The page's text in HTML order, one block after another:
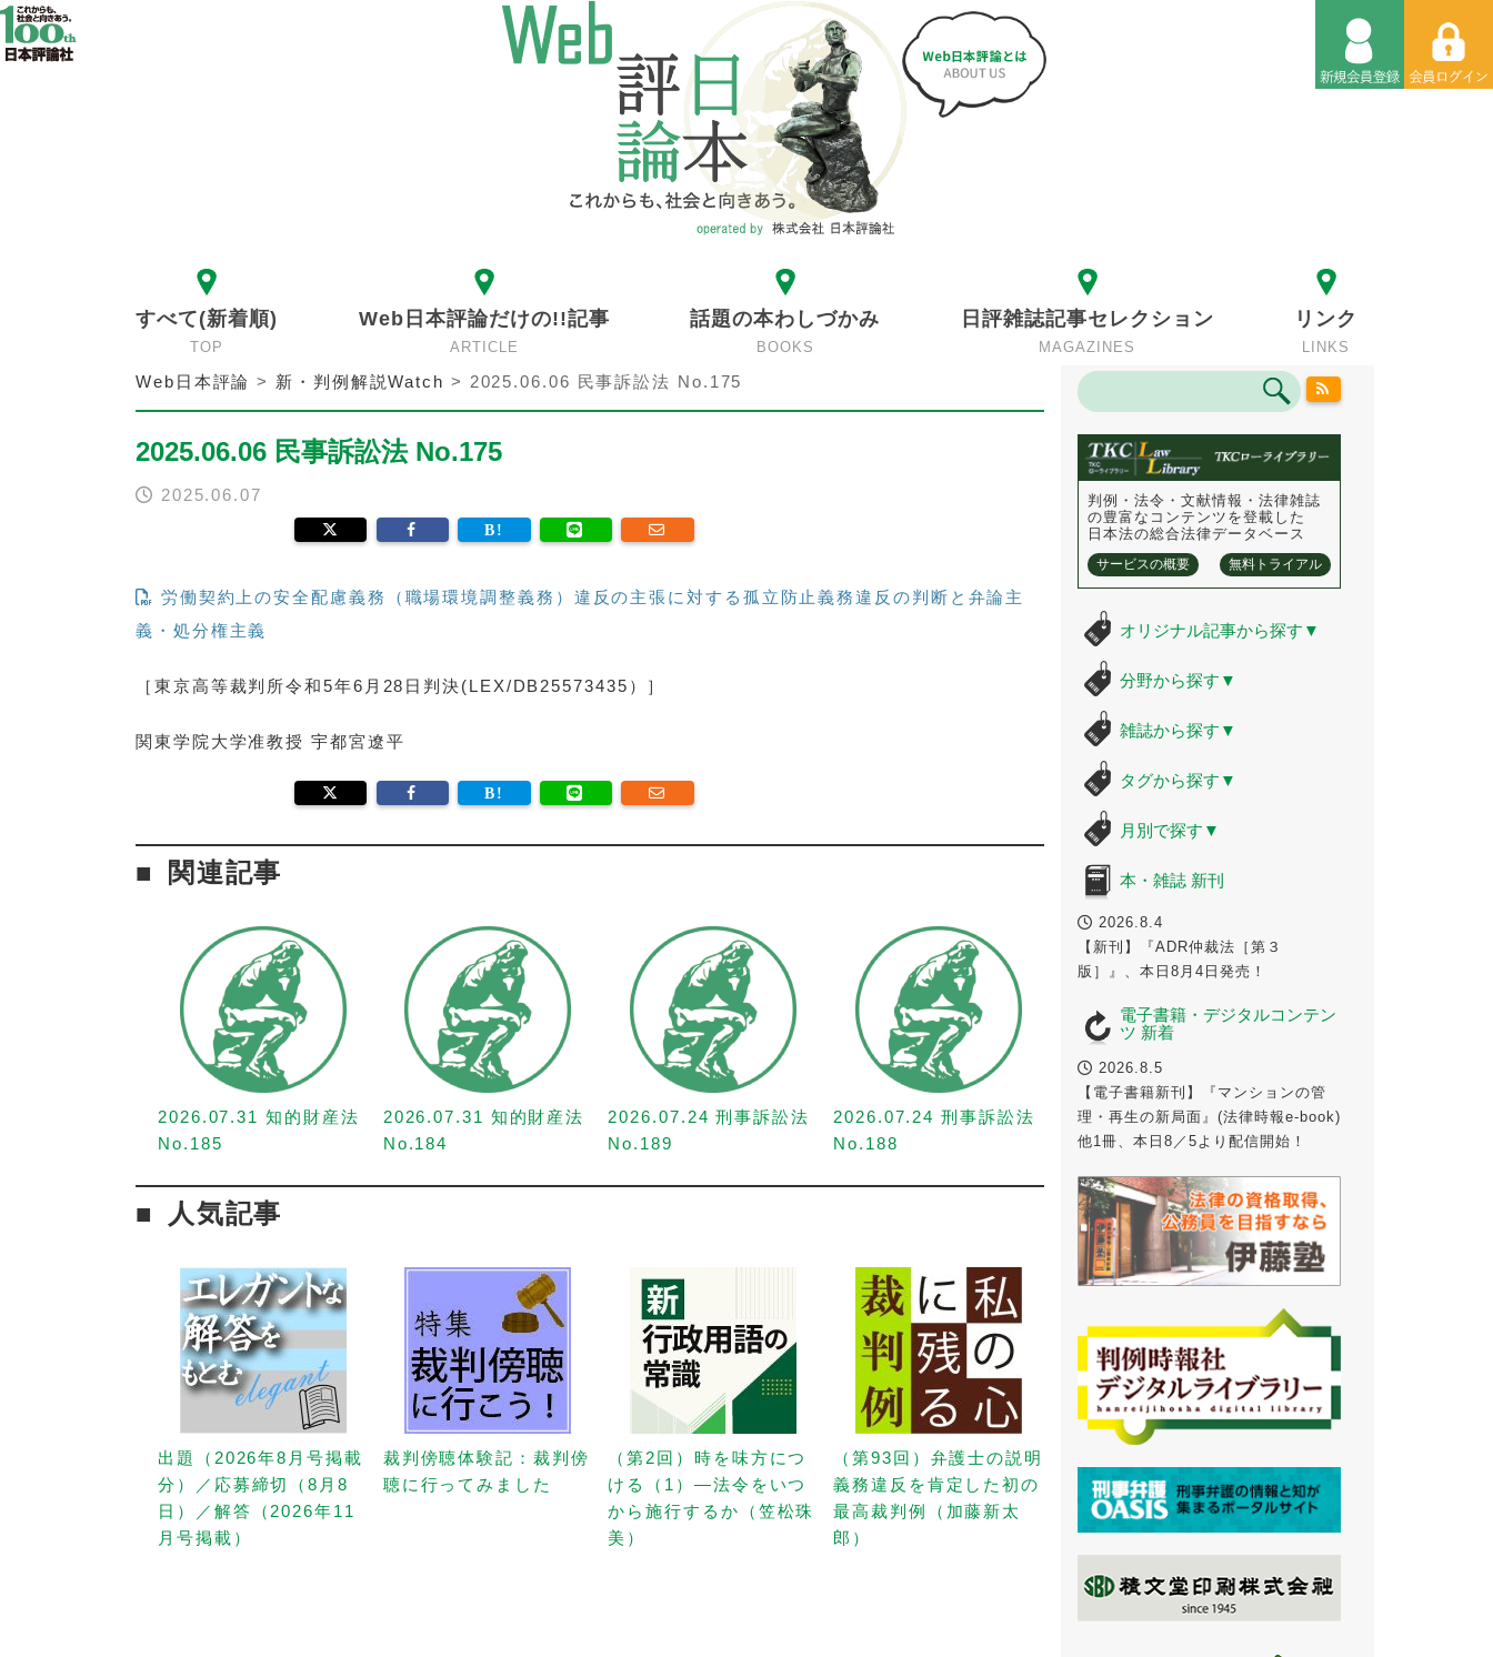
すべて(新着順)
TOP
Web日本評論だけの!!記事
ARTICLE
話題の本わしづかみ
BOOKS
日評雑誌記事セレクション
MAGAZINES
リンク
LINKS
Web日本評論 > 新・判例解説Watch > 2025.06.06 民事訴訟法 No.175
2025.06.06 民事訴訟法 No.175
2025.06.07
労働契約上の安全配慮義務（職場環境調整義務）違反の主張に対する孤立防止義務違反の判断と弁論主
義・処分権主義
［東京高等裁判所令和5年6月28日判決(LEX/DB25573435）］
関東学院大学准教授 宇都宮遼平
関連記事
2026.07.31 知的財産法
No.185
2026.07.31 知的財産法
No.184
2026.07.24 刑事訴訟法
No.189
2026.07.24 刑事訴訟法
No.188
人気記事
出題（2026年8月号掲載
分）／応募締切（8月8
日）／解答（2026年11
月号掲載）
裁判傍聴体験記：裁判傍
聴に行ってみました
（第2回）時を味方につ
ける（1）—法令をいつ
から施行するか（笠松珠
美）
（第93回）弁護士の説明
義務違反を肯定した初の
最高裁判例（加藤新太
郎）
判例・法令・文献情報・法律雑誌
の豊富なコンテンツを登載した
日本法の総合法律データベース
サービスの概要 無料トライアル
オリジナル記事から探す ▼
分野から探す ▼
雑誌から探す ▼
タグから探す ▼
月別で探す ▼
本・雑誌 新刊
2026.8.4
【新刊】『ADR仲裁法［第３
版］』、本日8月4日発売！
電子書籍・デジタルコンテン
ツ 新着
2026.8.5
【電子書籍新刊】『マンションの管
理・再生の新局面』(法律時報e-book)
他1冊、本日8／5より配信開始！